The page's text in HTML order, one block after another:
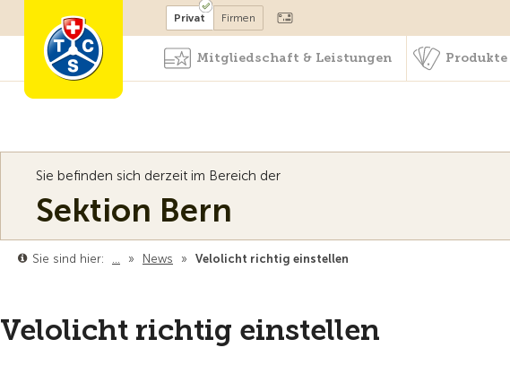
Mitglied werden
Privat Firmen
Mitgliedschaft & Leistungen Produkte
Sie befinden sich derzeit im Bereich der
Sektion Bern
Sie sind hier: … » News » Velolicht richtig einstellen
Velolicht richtig einstellen